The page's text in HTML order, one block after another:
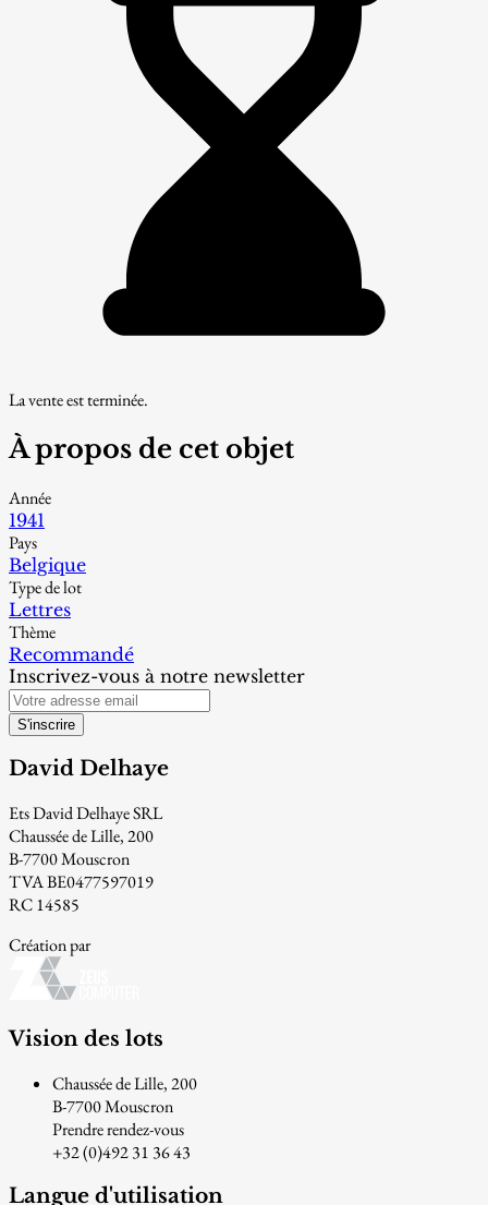
La vente est terminée.
À propos de cet objet
Année
1941
Pays
Belgique
Type de lot
Lettres
Thème
Recommandé
Inscrivez-vous à notre newsletter
S'inscrire
David Delhaye
Ets David Delhaye SRL
Chaussée de Lille, 200
B-7700 Mouscron
TVA BE0477597019
RC 14585
Création par
Vision des lots
Chaussée de Lille, 200
B-7700 Mouscron
Prendre rendez-vous
+32 (0)492 31 36 43
Langue d'utilisation